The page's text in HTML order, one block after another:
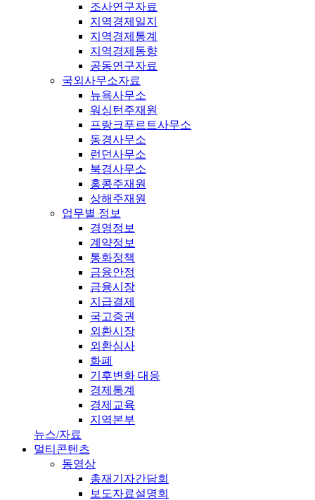
조사연구자료
지역경제일지
지역경제통계
지역경제동향
공동연구자료
국외사무소자료
뉴욕사무소
워싱턴주재원
프랑크푸르트사무소
동경사무소
런던사무소
북경사무소
홍콩주재원
상해주재원
업무별 정보
경영정보
계약정보
통화정책
금융안정
금융시장
지급결제
국고증권
외환시장
외환심사
화폐
기후변화 대응
경제통계
경제교육
지역본부
뉴스/자료
멀티콘텐츠
동영상
총재기자간담회
보도자료설명회